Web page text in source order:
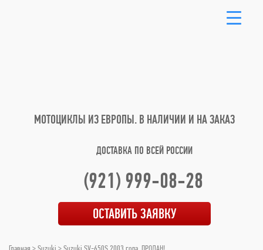
МОТОЦИКЛЫ ИЗ ЕВРОПЫ. В НАЛИЧИИ И НА ЗАКАЗ
ДОСТАВКА ПО ВСЕЙ РОССИИ
(921) 999-08-28
ОСТАВИТЬ ЗАЯВКУ